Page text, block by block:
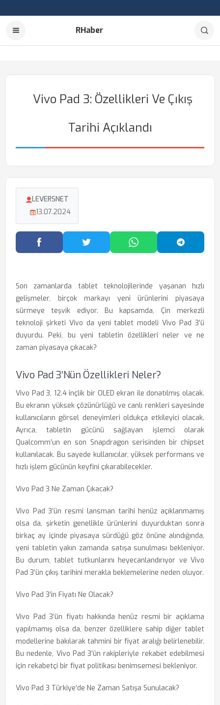
RHaber
Vivo Pad 3: Özellikleri Ve Çıkış
Tarihi Açıklandı
LEVERSNET
13.07.2024
Facebook'ta PaylaşTwitter'da PaylaşWhatsApp'ta Paylaş
Son zamanlarda tablet teknolojilerinde yaşanan hızlı
gelişmeler, birçok markayı yeni ürünlerini piyasaya
sürmeye teşvik ediyor. Bu kapsamda, Çin merkezli
teknoloji şirketi Vivo da yeni tablet modeli Vivo Pad 3’ü
duyurdu. Peki, bu yeni tabletin özellikleri neler ve ne
zaman piyasaya çıkacak?
Vivo Pad 3’nün Özellikleri Neler?
Vivo Pad 3, 12.4 inçlik bir OLED ekran ile donatılmış olacak.
Bu ekranın yüksek çözünürlüğü ve canlı renkleri sayesinde
kullanıcıların görsel deneyimleri oldukça etkileyici olacak.
Ayrıca, tabletin gücünü sağlayan işlemci olarak
Qualcomm’un en son Snapdragon serisinden bir chipset
kullanılacak. Bu sayede kullanıcılar, yüksek performans ve
hızlı işlem gücünün keyfini çıkarabilecekler.
Vivo Pad 3 Ne Zaman Çıkacak?
Vivo Pad 3’ün resmi lansman tarihi henüz açıklanmamış
olsa da, şirketin genellikle ürünlerini duyurduktan sonra
birkaç ay içinde piyasaya sürdüğü göz önüne alındığında,
yeni tabletin yakın zamanda satışa sunulması bekleniyor.
Bu durum, tablet tutkunlarını heyecanlandırıyor ve Vivo
Pad 3’ün çıkış tarihini merakla beklemelerine neden oluyor.
Vivo Pad 3’in Fiyatı Ne Olacak?
Vivo Pad 3’ün fiyatı hakkında henüz resmi bir açıklama
yapılmamış olsa da, benzer özelliklere sahip diğer tablet
modellerine bakılarak tahmini bir fiyat aralığı belirlenebilir.
Bu nedenle, Vivo Pad 3’ün rakipleriyle rekabet edebilmesi
için rekabetçi bir fiyat politikası benimsemesi bekleniyor.
Vivo Pad 3 Türkiye’de Ne Zaman Satışa Sunulacak?